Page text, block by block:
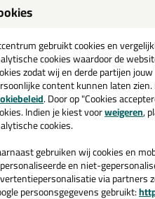
Carbide
de Stanley Carbide Reserve
je meer weten over de
gebruikt cookies en
cookies waardoor de
zodat wij en derde partijen
content kunnen laten
. Door op "Cookies
Indien je kiest voorweigeren,
cookies.
gebruiken wij cookies en
en niet-
via partners
persoonsgegevens gebruikt:
💚
en ontvang een
€35,-bij je eerste bestelling!
de actiecode ›